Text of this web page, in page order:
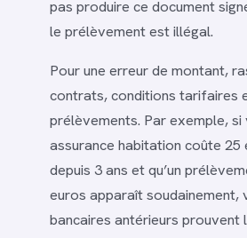
pas produire ce document
le prélèvement est illégal.
Pour une erreur de montant,
contrats, conditions tarifaires
prélèvements. Par exemple,
assurance habitation coûte 25
depuis 3 ans et qu’un
euros apparaît soudainement,
bancaires antérieurs prouvent